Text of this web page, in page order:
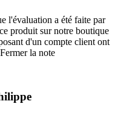
l'évaluation a été faite par
produit sur notre boutique
d'un compte client ont
Fermer la note